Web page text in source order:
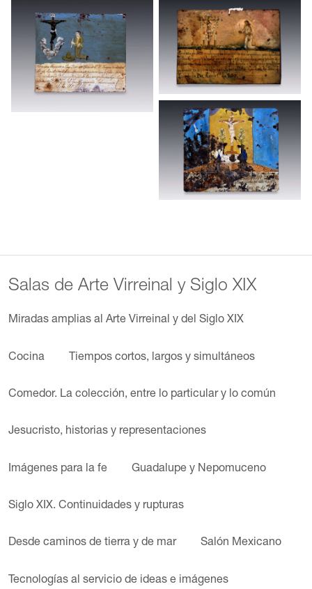
Salas de Arte Virreinal y Siglo XIX
Miradas amplias al Arte Virreinal y del Siglo XIX
Cocina Tiempos cortos, largos y simultáneos
Comedor. La colección, entre lo particular y lo común
Jesucristo, historias y representaciones
Imágenes para la fe Guadalupe y Nepomuceno
Siglo XIX. Continuidades y rupturas
Desde caminos de tierra y de mar Salón Mexicano
Tecnologías al servicio de ideas e imágenes